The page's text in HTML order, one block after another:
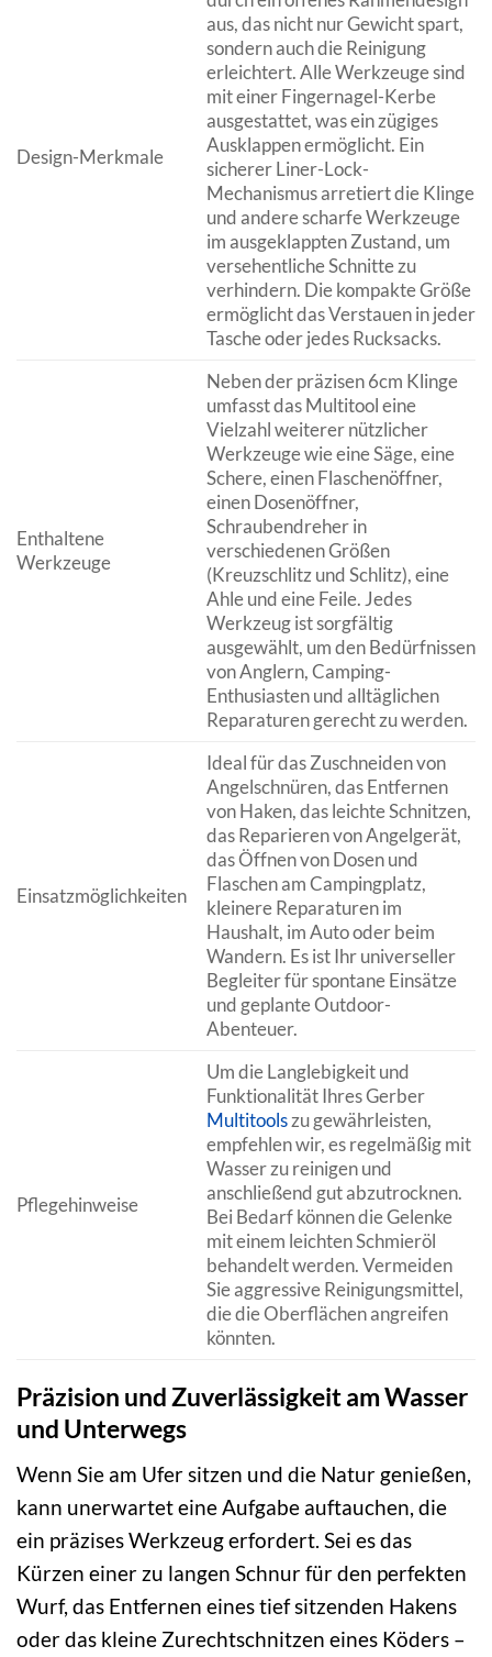
Design-Merkmale
aus, das nicht nur Gewicht spart,
sondern auch die Reinigung
erleichtert. Alle Werkzeuge sind
mit einer Fingernagel-Kerbe
ausgestattet, was ein zügiges
Ausklappen ermöglicht. Ein
sicherer Liner-Lock-
Mechanismus arretiert die Klinge
und andere scharfe Werkzeuge
im ausgeklappten Zustand, um
versehentliche Schnitte zu
verhindern. Die kompakte Größe
ermöglicht das Verstauen in jeder
Tasche oder jedes Rucksacks.
Enthaltene
Werkzeuge
Neben der präzisen 6cm Klinge
umfasst das Multitool eine
Vielzahl weiterer nützlicher
Werkzeuge wie eine Säge, eine
Schere, einen Flaschenöffner,
einen Dosenöffner,
Schraubendreher in
verschiedenen Größen
(Kreuzschlitz und Schlitz), eine
Ahle und eine Feile. Jedes
Werkzeug ist sorgfältig
ausgewählt, um den Bedürfnissen
von Anglern, Camping-
Enthusiasten und alltäglichen
Reparaturen gerecht zu werden.
Einsatzmöglichkeiten
Ideal für das Zuschneiden von
Angelschnüren, das Entfernen
von Haken, das leichte Schnitzen,
das Reparieren von Angelgerät,
das Öffnen von Dosen und
Flaschen am Campingplatz,
kleinere Reparaturen im
Haushalt, im Auto oder beim
Wandern. Es ist Ihr universeller
Begleiter für spontane Einsätze
und geplante Outdoor-
Abenteuer.
Pflegehinweise
Um die Langlebigkeit und
Funktionalität Ihres Gerber
Multitoolszu gewährleisten,
empfehlen wir, es regelmäßig mit
Wasser zu reinigen und
anschließend gut abzutrocknen.
Bei Bedarf können die Gelenke
mit einem leichten Schmieröl
behandelt werden. Vermeiden
Sie aggressive Reinigungsmittel,
die die Oberflächen angreifen
könnten.
Präzision und Zuverlässigkeit am Wasser
und Unterwegs
Wenn Sie am Ufer sitzen und die Natur genießen,
kann unerwartet eine Aufgabe auftauchen, die
ein präzises Werkzeug erfordert. Sei es das
Kürzen einer zu langen Schnur für den perfekten
Wurf, das Entfernen eines tief sitzenden Hakens
oder das kleine Zurechtschnitzen eines Köders –